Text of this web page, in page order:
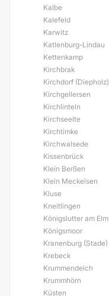
Kalbe
Kalefeld
Karwitz
Katlenburg-Lindau
Kettenkamp
Kirchbrak
Kirchdorf (Diepholz)
Kirchgellersen
Kirchlinteln
Kirchseelte
Kirchtimke
Kirchwalsede
Kissenbrück
Klein Berßen
Klein Meckelsen
Kluse
Kneitlingen
Königslutter am Elm
Königsmoor
Kranenburg (Stade)
Krebeck
Krummendeich
Krummhörn
Küsten